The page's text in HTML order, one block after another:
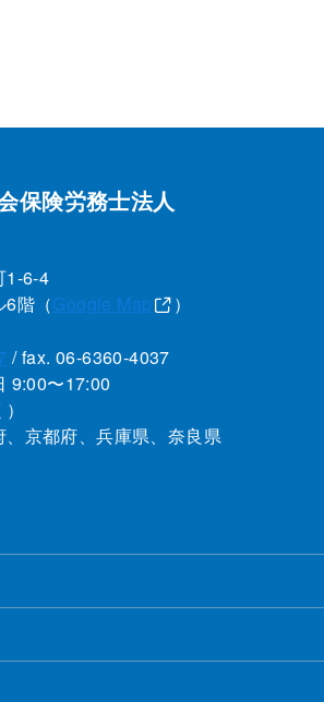
保険労務士法人
1-6-4
6階（Google Map ）
/ fax. 06-6360-4037
9:00〜17:00
京都府、兵庫県、奈良県